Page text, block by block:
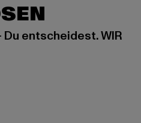
entscheidest. WIR